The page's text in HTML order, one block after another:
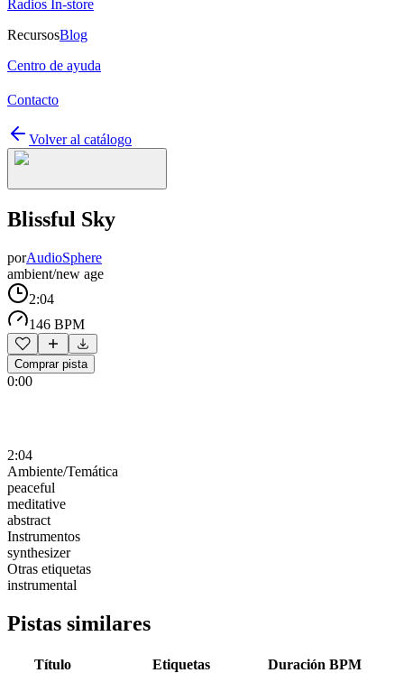
Radios In-store
RecursosBlog
Centro de ayuda
Contacto
Volver al catálogo
Blissful Sky
porAudioSphere
ambient/new age
2:04
146 BPM
Comprar pista
0:00
2:04
Ambiente/Temática
peaceful
meditative
abstract
Instrumentos
synthesizer
Otras etiquetas
instrumental
Pistas similares
Título Etiquetas Duración BPM